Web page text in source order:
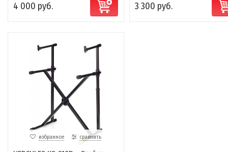
4 000 руб. 3 300 руб.
избранное сравнить